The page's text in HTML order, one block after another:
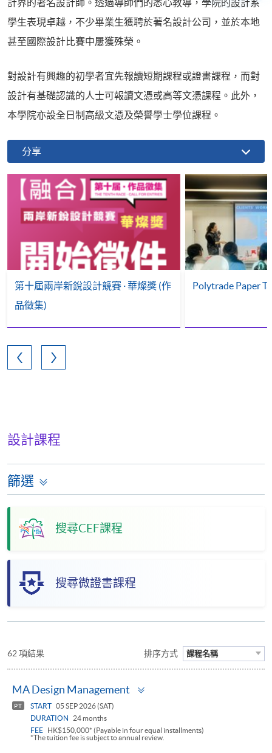
學生表現卓越，不少畢業生獲聘於著名設計公司，並於本地
甚至國際設計比賽中屢獲殊榮。
對設計有興趣的初學者宜先報讀短期課程或證書課程，而對
設計有基礎認識的人士可報讀文憑或高等文憑課程。此外，
本學院亦設全日制高級文憑及榮譽學士學位課程。
分享
第十屆兩岸新銳設計競賽 · 華燦獎 (作
品徵集)
Polytrade Paper
設計課程
篩選
搜尋CEF課程
搜尋微證書課程
62 項結果 排序方式 課程名稱
MA Design Management
PT START 05 SEP 2026 (SAT)
DURATION
24 months
FEE
HK$150,000* (Payable in four equal installments)
*The tuition fee is subject to annual review.